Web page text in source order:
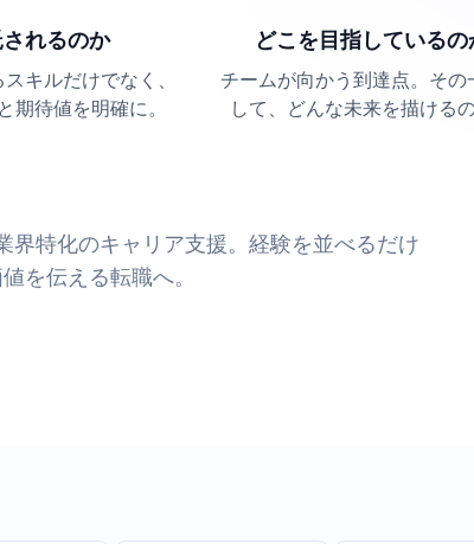
れるのか
キルだけでなく、
期待値を明確に。
どこを目指しているの
チームが向かう到達点。その
して、どんな未来を描けるの
界特化のキャリア支援。経験を並べるだけ
を伝える転職へ。